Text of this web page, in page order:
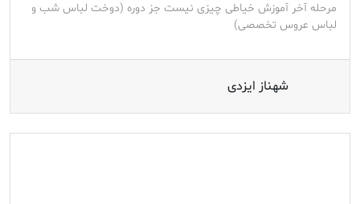
مرحله آخر آموزش خیاطی چیزی نیست جز دوره (دوخت لباس شب و
لباس عروس تخصصی)
شهناز ایزدی